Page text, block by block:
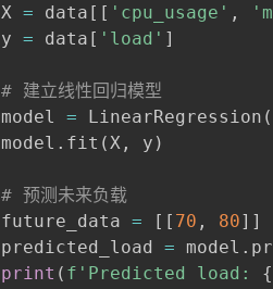
X = data [ [ 'cpu_usage' ,
y = data [ 'load' ]
# 建立线性回归模型
model = LinearRegression (
model . fit ( X , y )
# 预测未来负载
future_data = [ [ 70 , 80] ]
predicted_load = model .
print ( f'Predicted load: {